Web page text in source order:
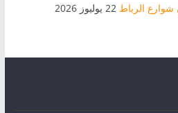
شوارع الرباط 22 يوليوز 2026